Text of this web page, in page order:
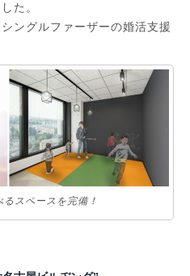
た。
ングルファーザーの婚活支援
スペースを完備！